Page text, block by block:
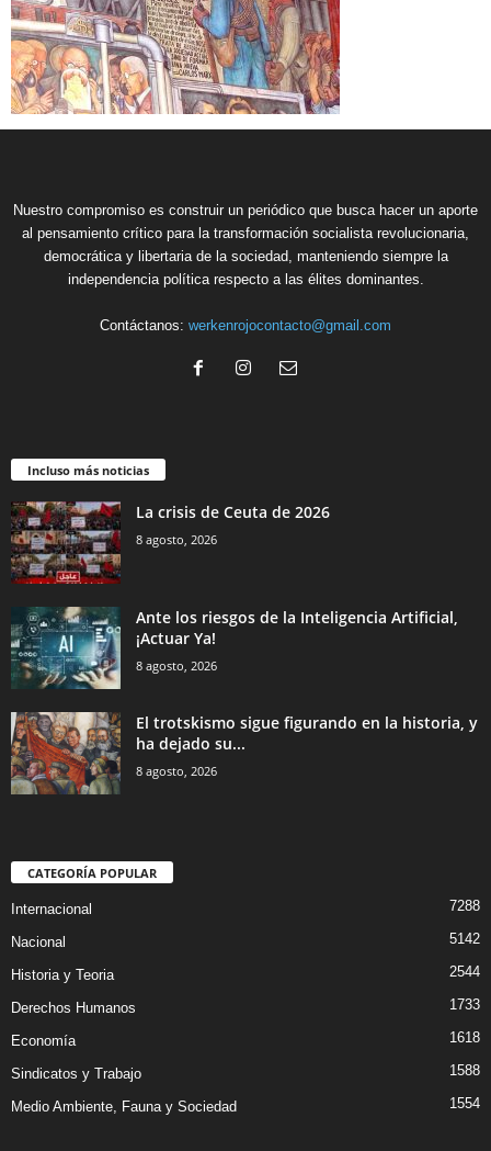
Nuestro compromiso es construir un periódico que busca hacer un aporte
al pensamiento crítico para la transformación socialista revolucionaria,
democrática y libertaria de la sociedad, manteniendo siempre la
independencia política respecto a las élites dominantes.
Contáctanos: werkenrojocontacto@gmail.com
Incluso más noticias
La crisis de Ceuta de 2026
8 agosto, 2026
Ante los riesgos de la Inteligencia Artificial,
¡Actuar Ya!
8 agosto, 2026
El trotskismo sigue figurando en la historia, y
ha dejado su...
8 agosto, 2026
CATEGORÍA POPULAR
Internacional 7288
Nacional 5142
Historia y Teoria 2544
Derechos Humanos 1733
Economía 1618
Sindicatos y Trabajo 1588
Medio Ambiente, Fauna y Sociedad 1554